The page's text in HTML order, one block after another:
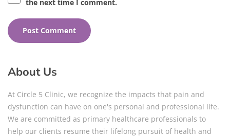
the next time I comment.
About Us
At Circle 5 Clinic, we recognize the impacts that pain and
dysfunction can have on one's personal and professional life.
We are committed as primary healthcare professionals to
help our clients resume their lifelong pursuit of health and